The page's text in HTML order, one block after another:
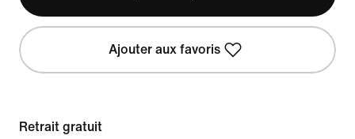
Ajouter aux favoris
Retrait gratuit